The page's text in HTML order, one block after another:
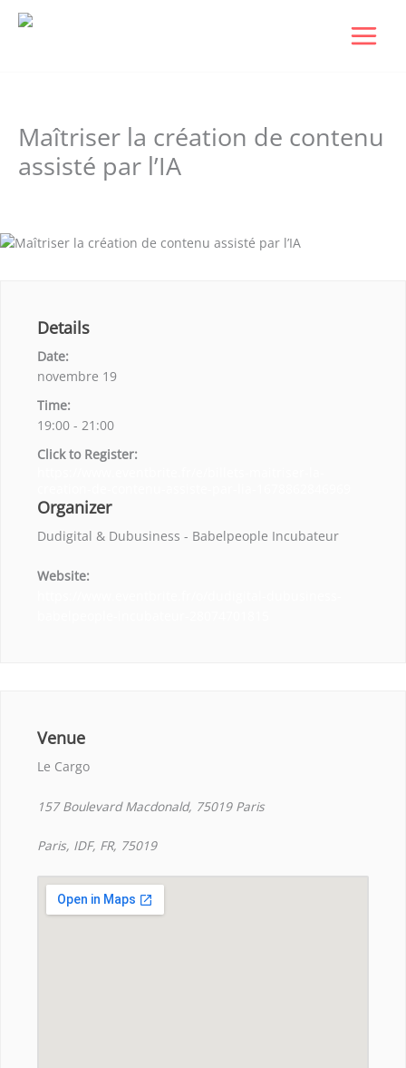
Aller
Maîtriser la création de contenu
assisté par l’IA
Details
Date:
novembre 19
Time:
19:00 - 21:00
Click to Register:
Organizer
Dudigital & Dubusiness - Babelpeople Incubateur
Website:
Venue
Le Cargo
157 Boulevard Macdonald, 75019 Paris
Paris, IDF, FR, 75019